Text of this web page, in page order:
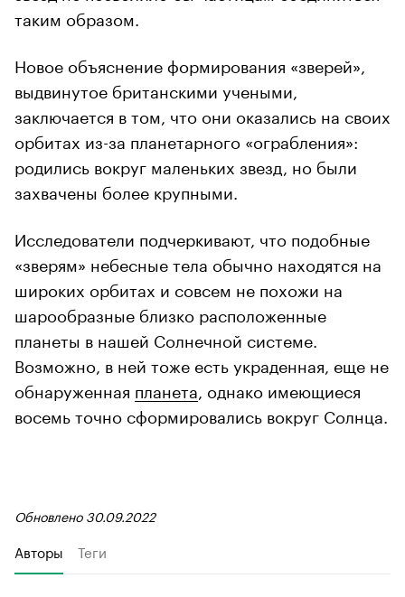
таким образом.
Новое объяснение формирования «зверей»,
выдвинутое британскими учеными,
заключается в том, что они оказались на своих
орбитах из-за планетарного «ограбления»:
родились вокруг маленьких звезд, но были
захвачены более крупными.
Исследователи подчеркивают, что подобные
«зверям» небесные тела обычно находятся на
широких орбитах и совсем не похожи на
шарообразные близко расположенные
планеты в нашей Солнечной системе.
Возможно, в ней тоже есть украденная, еще не
обнаруженная планета , однако имеющиеся
восемь точно сформировались вокруг Солнца.
Обновлено 30.09.2022
Авторы Теги